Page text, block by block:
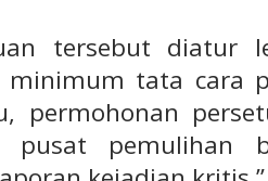
tersebut diatur
tata cara
permohonan
pusat pemulihan